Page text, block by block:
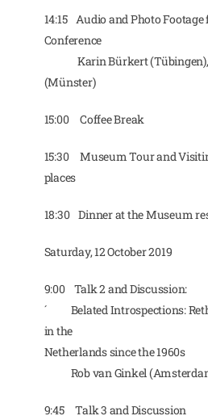
14:15 Audio and Photo Footage
Conference
Karin Bürkert (Tübingen),
(Münster)
15:00 Coffee Break
15:30 Museum Tour and
places
18:30 Dinner at the Museum
Saturday, 12 October 2019
9:00 Talk 2 and Discussion:
´ Belated Introspections:
in the
Netherlands since the 1960s
Rob van Ginkel
9:45 Talk 3 and Discussion